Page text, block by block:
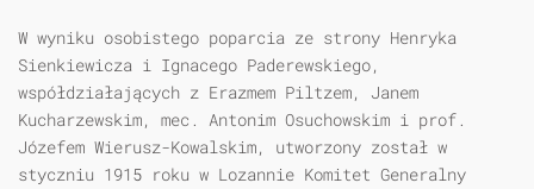
W wyniku osobistego poparcia ze strony Henryka
Sienkiewicza i Ignacego Paderewskiego,
współdziałających z Erazmem Piltzem, Janem
Kucharzewskim, mec. Antonim Osuchowskim i prof.
Józefem Wierusz-Kowalskim, utworzony został w
styczniu 1915 roku w Lozannie Komitet Generalny